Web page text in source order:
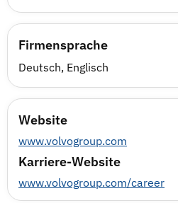
Firmensprache
Deutsch, Englisch
Website
www.volvogroup.com
Karriere-Website
www.volvogroup.com/career